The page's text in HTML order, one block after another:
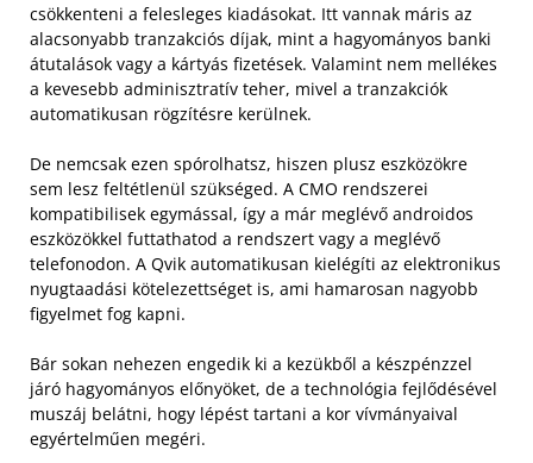
csökkenteni a felesleges kiadásokat. Itt vannak máris az
alacsonyabb tranzakciós díjak, mint a hagyományos banki
átutalások vagy a kártyás fizetések. Valamint nem mellékes
a kevesebb adminisztratív teher, mivel a tranzakciók
automatikusan rögzítésre kerülnek.
De nemcsak ezen spórolhatsz, hiszen plusz eszközökre
sem lesz feltétlenül szükséged. A CMO rendszerei
kompatibilisek egymással, így a már meglévő androidos
eszközökkel futtathatod a rendszert vagy a meglévő
telefonodon. A Qvik automatikusan kielégíti az elektronikus
nyugtaadási kötelezettséget is, ami hamarosan nagyobb
figyelmet fog kapni.
Bár sokan nehezen engedik ki a kezükből a készpénzzel
járó hagyományos előnyöket, de a technológia fejlődésével
muszáj belátni, hogy lépést tartani a kor vívmányaival
egyértelműen megéri.